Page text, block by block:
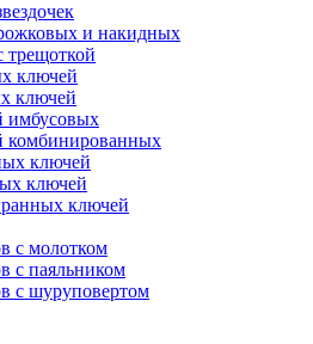
и накидных
трещоткой
ключей
ключей
имбусовых
комбинированных
ключей
ключей
ключей
с молотком
с паяльником
с шуруповертом